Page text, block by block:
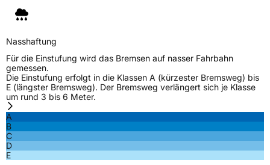
Nasshaftung
Für die Einstufung wird das Bremsen auf nasser Fahrbahn
gemessen.
Die Einstufung erfolgt in die Klassen A (kürzester Bremsweg) bis
E (längster Bremsweg). Der Bremsweg verlängert sich je Klasse
um rund 3 bis 6 Meter.
A
B
C
D
E